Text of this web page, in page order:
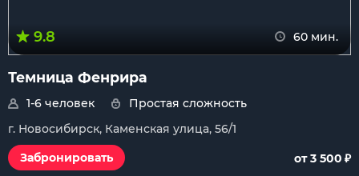
9.8 60 мин.
Темница Фенрира
1-6 человек
Простая сложность
г. Новосибирск, Каменская улица, 56/1
Забронировать
от 3 500 ₽